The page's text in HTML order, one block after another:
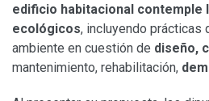
edificio habitacional contemple
ecológicos, incluyendo prácticas
ambiente en cuestión de diseño,
mantenimiento, rehabilitación,